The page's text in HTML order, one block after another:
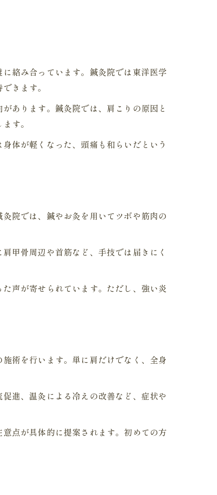
絡み合っています。鍼灸院では東洋医学
きます。
あります。鍼灸院では、肩こりの原因と
す。
体が軽くなった、頭痛も和らいだという
院では、鍼やお灸を用いてツボや筋肉の
甲骨周辺や首筋など、手技では届きにく
声が寄せられています。ただし、強い炎
術を行います。単に肩だけでなく、全身
進、温灸による冷えの改善など、症状や
点が具体的に提案されます。初めての方